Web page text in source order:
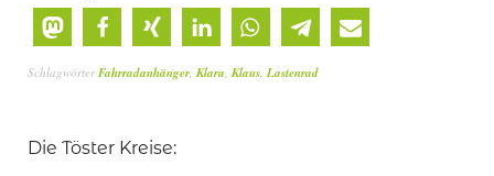
SchlagwörterFahrradanhänger, Klara Klaus Lastenrad
Die Töster Kreise: